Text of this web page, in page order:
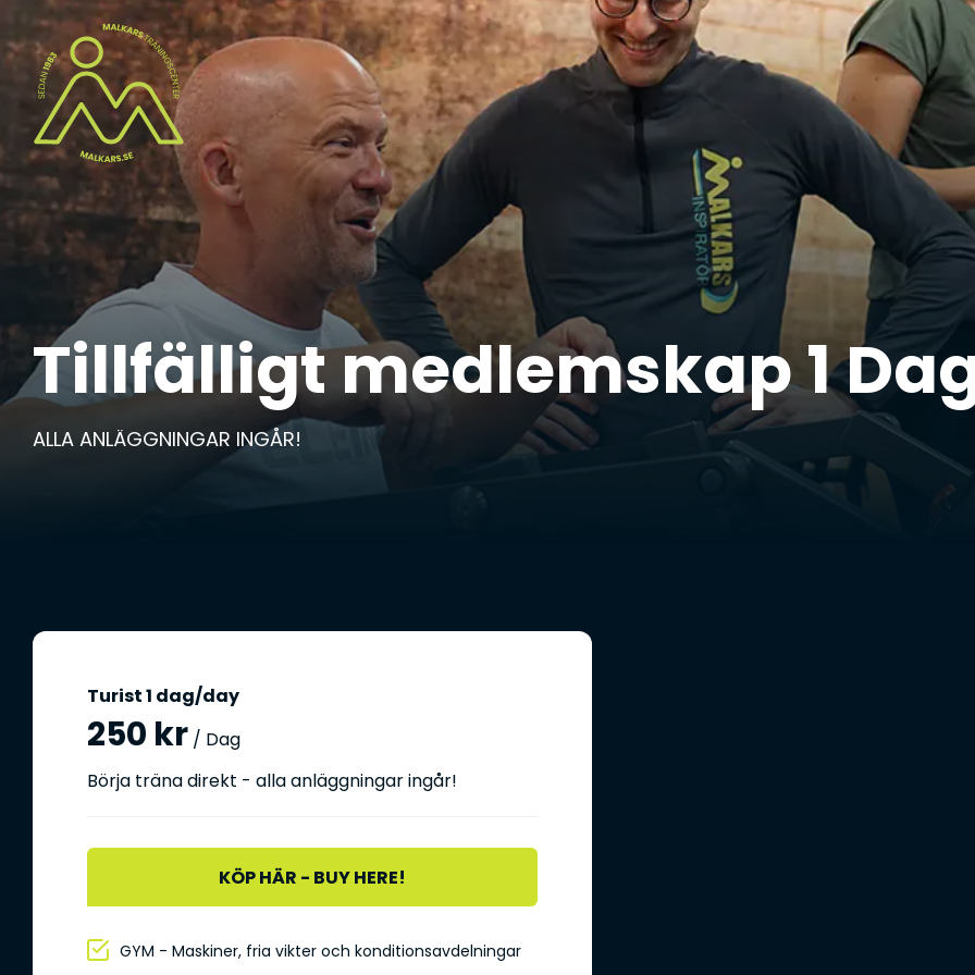
Tillfälligt medlemskap 1
ALLA ANLÄGGNINGAR INGÅR!
Turist 1 dag/day
250 kr / Dag
Börja träna direkt - alla anläggningar ingår!
KÖP HÄR - BUY HERE!
GYM - Maskiner, fria vikter och konditionsavdelningar